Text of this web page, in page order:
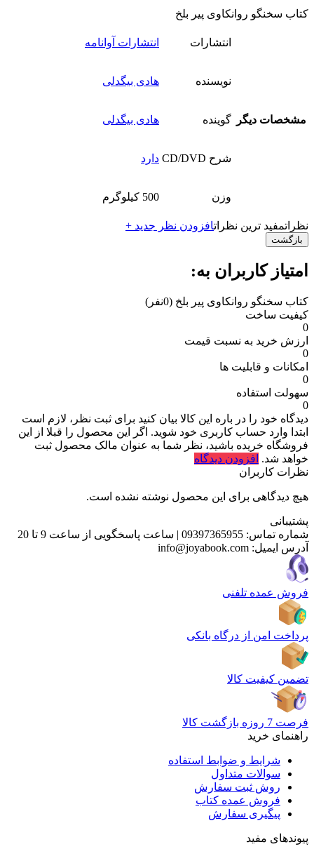
کتاب سخنگو روانکاوی پیر بلخ
مشخصات دیگر
انتشارات انتشارات آوانامه
نویسنده هادی بیگدلی
گوینده هادی بیگدلی
شرح CD/DVD دارد
وزن 500 کیلوگرم
نظراتمفید ترین نظراتافزودن نظر جدید +
بازگشت
امتیاز کاربران به:
کتاب سخنگو روانکاوی پیر بلخ (0نفر)
کیفیت ساخت
0
ارزش خرید به نسبت قیمت
0
امکانات و قابلیت ها
0
سهولت استفاده
0
دیدگاه خود را در باره این کالا بیان کنید برای ثبت نظر، لازم است
ابتدا وارد حساب کاربری خود شوید. اگر این محصول را قبلا از این
فروشگاه خریده باشید، نظر شما به عنوان مالک محصول ثبت
خواهد شد. افزودن دیدگاه
نظرات کاربران
هیچ دیدگاهی برای این محصول نوشته نشده است.
پشتیبانی
شماره تماس: 09397365955
| ساعت پاسخگویی از ساعت 9 تا 20
آدرس ایمیل: info@joyabook.com
فروش عمده تلفنی
پرداخت امن از درگاه بانکی
تضمین کیفیت کالا
فرصت 7 روزه بازگشت کالا
راهنمای خرید
شرایط و ضوابط استفاده
سوالات متداول
روش ثبت سفارش
فروش عمده کتاب
پیگیری سفارش
پیوندهای مفید